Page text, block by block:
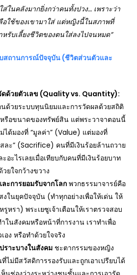
ในคลังมากยิ่งกว่าคนทั้งปวง… เพราะว่า
อใช้ของเขามาใส่ แต่หญิงนี้ในสภาพที่
หรับเลี้ยงชีวิตของตนใส่ลงไปจนหมด”
สถานการณ์ปัจจุบัน (ชีวิตส่วนตัวและ
ดด้วยตัวเลข (Quality vs. Quantity):
ด้วยระบบทุนนิยมและการวัดผลด้วยสถิติ
รือขนาดของทรัพย์สิน แต่พระวาจาตอนนี้
ม่ได้มองที่ “มูลค่า” (Value) แต่มองที่
ละ” (Sacrifice) คนที่มีเงินร้อยล้านถวาย
อะไรเลยเมื่อเทียบกับคนที่มีเงินร้อยบาท
ยใจกว้างขวาง
ะการยอมรับจากโลก พวกธรรมาจารย์คือ
ในยุคปัจจุบัน (ทำทุกอย่างเพื่อให้เด่น ให้
หรา) พระเยซูเจ้าเตือนให้เราตรวจสอบ
ำในสังคมหรือหน้าที่การงาน เราทำเพื่อ
ง หรือทำด้วยใจจริง
ราะบางในสังคม ชะตากรรมของหญิง
ไม่มีสวัสดิการรองรับและถูกเอาเปรียบได้